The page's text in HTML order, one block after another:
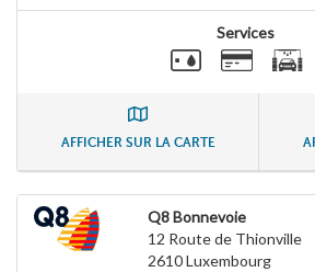
Services
AFFICHER SUR LA CARTE
Q8 Bonnevoie
12 Route de Thionville
2610Luxembourg